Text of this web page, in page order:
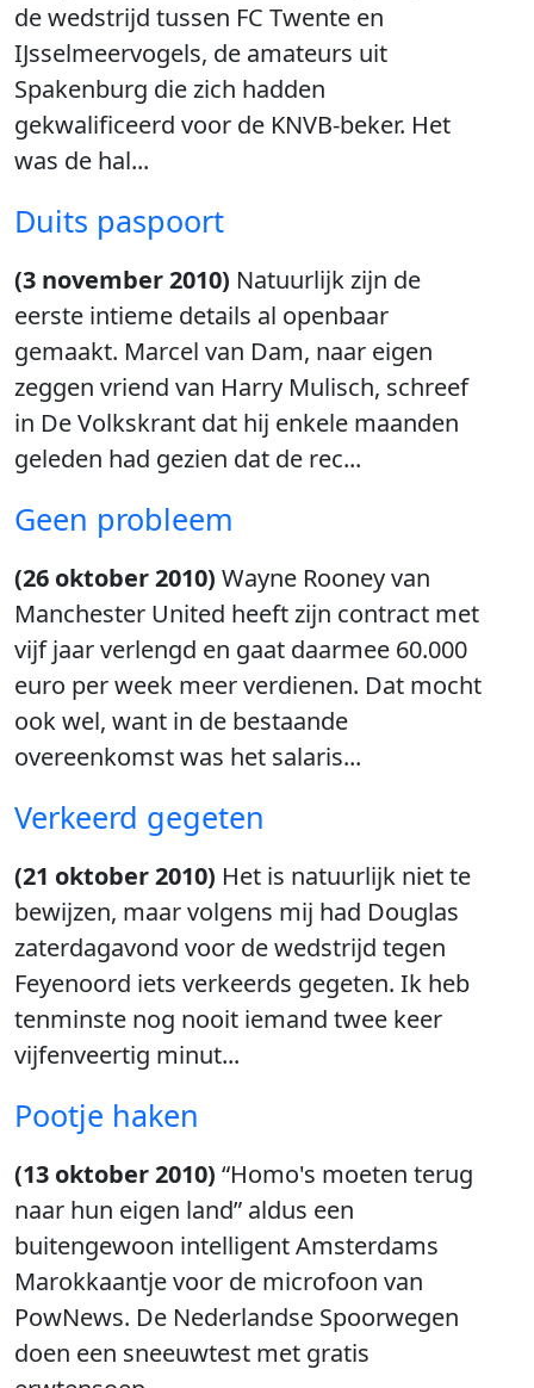
de wedstrijd tussen FC Twente en
IJsselmeervogels, de amateurs uit
Spakenburg die zich hadden
gekwalificeerd voor de KNVB-beker. Het
was de hal...
Duits paspoort
(3 november 2010) Natuurlijk zijn de
eerste intieme details al openbaar
gemaakt. Marcel van Dam, naar eigen
zeggen vriend van Harry Mulisch, schreef
in De Volkskrant dat hij enkele maanden
geleden had gezien dat de rec...
Geen probleem
(26 oktober 2010) Wayne Rooney van
Manchester United heeft zijn contract met
vijf jaar verlengd en gaat daarmee 60.000
euro per week meer verdienen. Dat mocht
ook wel, want in de bestaande
overeenkomst was het salaris...
Verkeerd gegeten
(21 oktober 2010) Het is natuurlijk niet te
bewijzen, maar volgens mij had Douglas
zaterdagavond voor de wedstrijd tegen
Feyenoord iets verkeerds gegeten. Ik heb
tenminste nog nooit iemand twee keer
vijfenveertig minut...
Pootje haken
(13 oktober 2010) “Homo's moeten terug
naar hun eigen land” aldus een
buitengewoon intelligent Amsterdams
Marokkaantje voor de microfoon van
PowNews. De Nederlandse Spoorwegen
doen een sneeuwtest met gratis